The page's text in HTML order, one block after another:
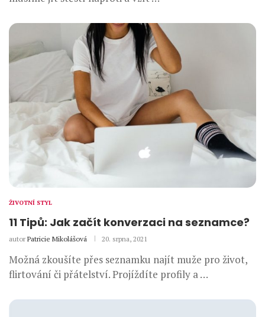
ŽIVOTNÍ STYL
11 Tipů: Jak začít konverzaci na seznamce?
autor Patricie Mikolášová 20. srpna, 2021
Možná zkoušíte přes seznamku najít muže pro život,
flirtování či přátelství. Projíždíte profily a …